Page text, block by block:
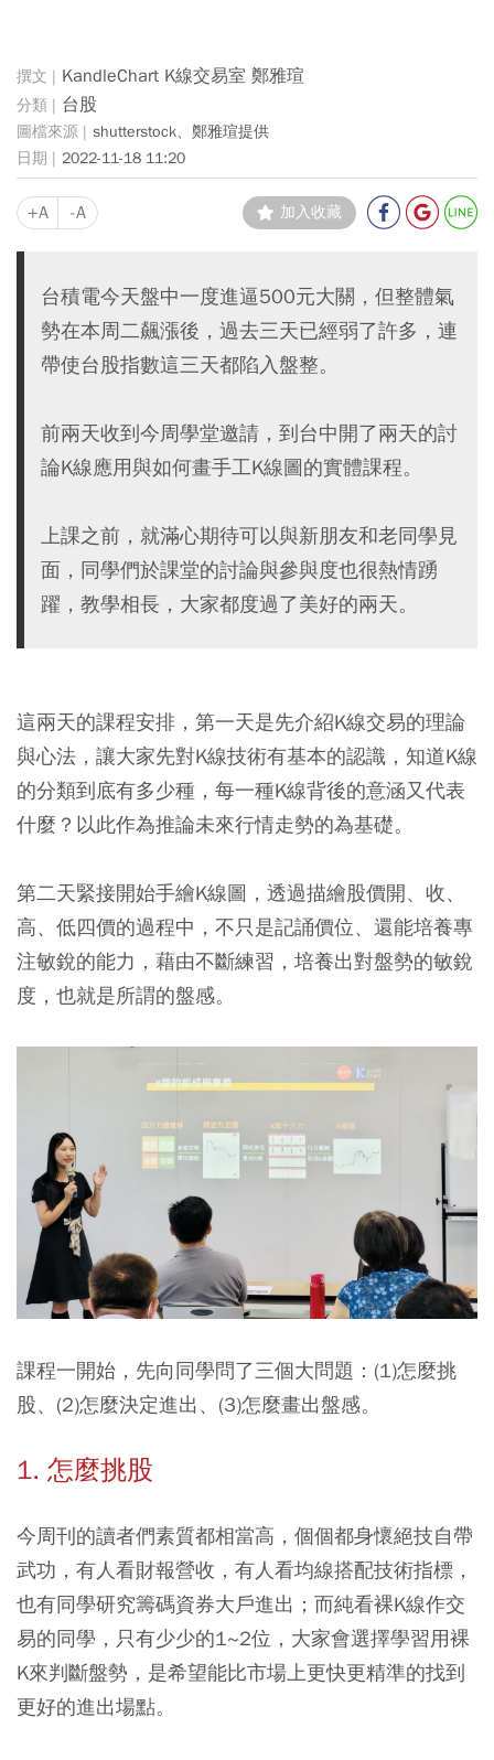
KandleChart K線交易室 鄭雅瑄
台股
shutterstock、鄭雅瑄提供
2022-11-18 11:20
+A -A 加入收藏
台積電今天盤中一度進逼500元大關，但整體氣
勢在本周二飆漲後，過去三天已經弱了許多，連
帶使台股指數這三天都陷入盤整。
前兩天收到今周學堂邀請，到台中開了兩天的討
論K線應用與如何畫手工K線圖的實體課程。
上課之前，就滿心期待可以與新朋友和老同學見
面，同學們於課堂的討論與參與度也很熱情踴
躍，教學相長，大家都度過了美好的兩天。
這兩天的課程安排，第一天是先介紹K線交易的理論
與心法，讓大家先對K線技術有基本的認識，知道K線
的分類到底有多少種，每一種K線背後的意涵又代表
什麼？以此作為推論未來行情走勢的為基礎。
第二天緊接開始手繪K線圖，透過描繪股價開、收、
高、低四價的過程中，不只是記誦價位、還能培養專
注敏銳的能力，藉由不斷練習，培養出對盤勢的敏銳
度，也就是所謂的盤感。
課程一開始，先向同學問了三個大問題： (1)怎麼挑
股、(2)怎麼決定進出、(3)怎麼畫出盤感。
1. 怎麼挑股
今周刊的讀者們素質都相當高，個個都身懷絕技自帶
武功，有人看財報營收，有人看均線搭配技術指標，
也有同學研究籌碼資券大戶進出；而純看裸K線作交
易的同學，只有少少的1~2位，大家會選擇學習用裸
K來判斷盤勢，是希望能比市場上更快更精準的找到
更好的進出場點。